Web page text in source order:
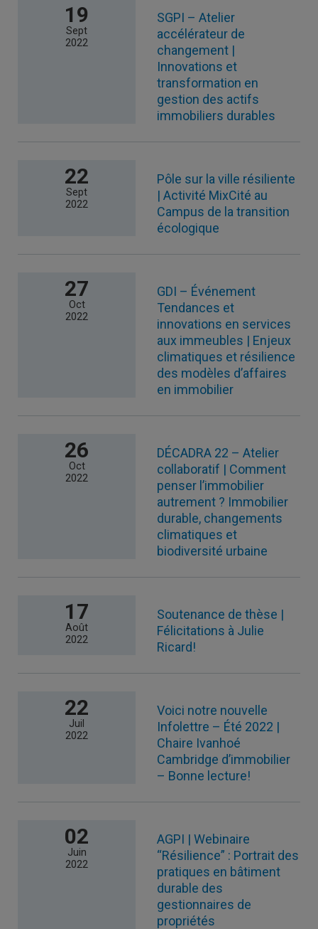
19
Sept
2022
SGPI – Atelier
accélérateur de
changement |
Innovations et
transformation en
gestion des actifs
immobiliers durables
22
Sept
2022
Pôle sur la ville résiliente
| Activité MixCité au
Campus de la transition
écologique
27
Oct
2022
GDI – Événement
Tendances et
innovations en services
aux immeubles | Enjeux
climatiques et résilience
des modèles d’affaires
en immobilier
26
Oct
2022
DÉCADRA 22 – Atelier
collaboratif | Comment
penser l’immobilier
autrement ? Immobilier
durable, changements
climatiques et
biodiversité urbaine
17
Août
2022
Soutenance de thèse |
Félicitations à Julie
Ricard!
22
Juil
2022
Voici notre nouvelle
Infolettre – Été 2022 |
Chaire Ivanhoé
Cambridge d’immobilier
– Bonne lecture!
02
Juin
2022
AGPI | Webinaire
“Résilience” : Portrait des
pratiques en bâtiment
durable des
gestionnaires de
propriétés